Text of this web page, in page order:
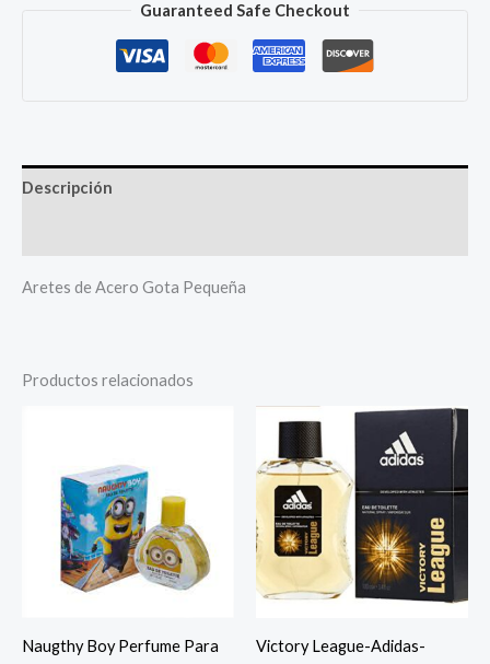
Guaranteed Safe Checkout
Descripción
Aretes de Acero Gota Pequeña
Productos relacionados
Naugthy Boy Perfume Para
Victory League-Adidas-